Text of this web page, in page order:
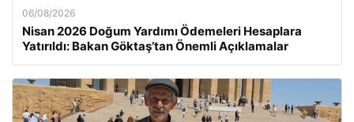
06/08/2026
Nisan 2026 Doğum Yardımı Ödemeleri Hesaplara
Yatırıldı: Bakan Göktaş’tan Önemli Açıklamalar